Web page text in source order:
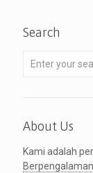
Search
About Us
Kami adalah
Berpengalaman